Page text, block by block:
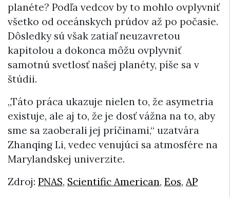
planéte? Podľa vedcov by to mohlo ovplyvniť
všetko od oceánskych prúdov až po počasie.
Dôsledky sú však zatiaľ neuzavretou
kapitolou a dokonca môžu ovplyvniť
samotnú svetlosť našej planéty, píše sa v
štúdii.
„Táto práca ukazuje nielen to, že asymetria
existuje, ale aj to, že je dosť vážna na to, aby
sme sa zaoberali jej príčinami,“ uzatvára
Zhanqing Li, vedec venujúci sa atmosfére na
Marylandskej univerzite.
Zdroj: PNAS, Scientific American, Eos, AP